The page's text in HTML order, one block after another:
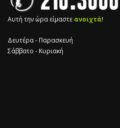
Αυτή την ώρα είμαστε ανοιχτά!
Δευτέρα - Παρασκευή
Σάββατο - Κυριακή